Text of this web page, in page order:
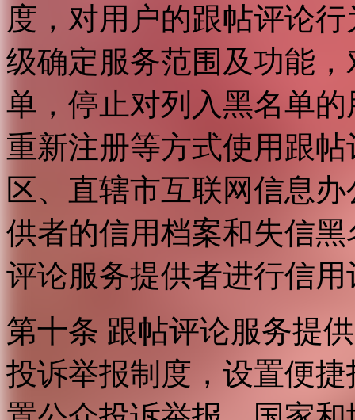
度，对用户的跟帖评论
级确定服务范围及功能
单，停止对列入黑名单
重新注册等方式使用跟
区、直辖市互联网信息
供者的信用档案和失信
评论服务提供者进行信用
第十条 跟帖评论服务提
投诉举报制度，设置便